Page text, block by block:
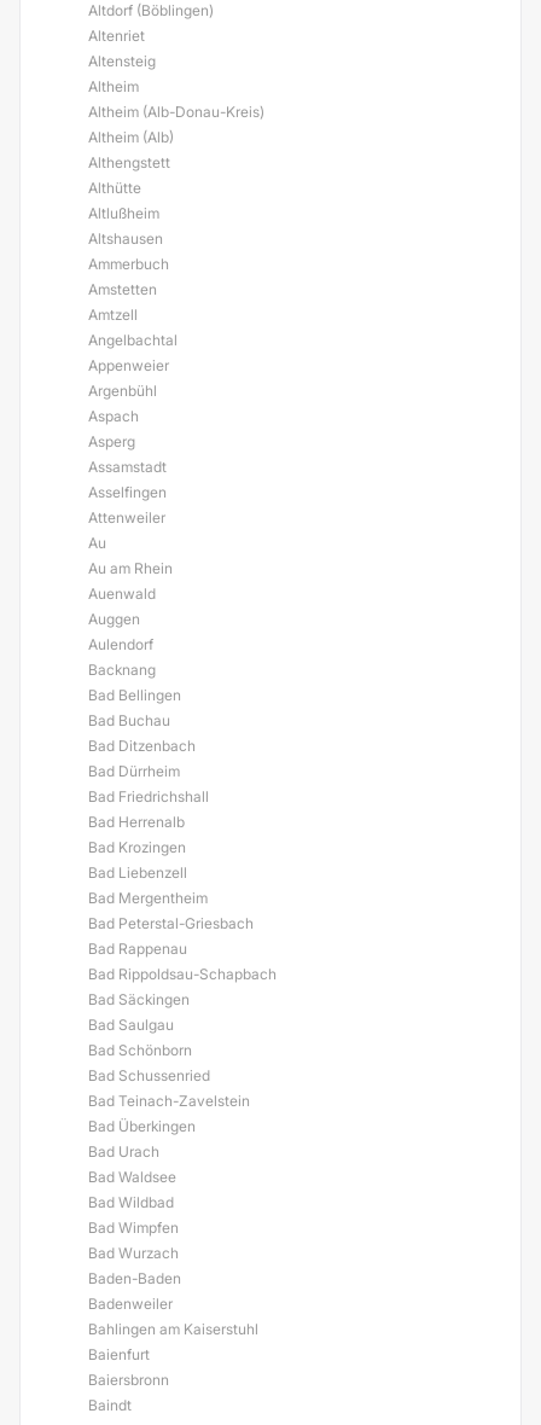
Altdorf (Böblingen)
Altenriet
Altensteig
Altheim
Altheim (Alb-Donau-Kreis)
Altheim (Alb)
Althengstett
Althütte
Altlußheim
Altshausen
Ammerbuch
Amstetten
Amtzell
Angelbachtal
Appenweier
Argenbühl
Aspach
Asperg
Assamstadt
Asselfingen
Attenweiler
Au
Au am Rhein
Auenwald
Auggen
Aulendorf
Backnang
Bad Bellingen
Bad Buchau
Bad Ditzenbach
Bad Dürrheim
Bad Friedrichshall
Bad Herrenalb
Bad Krozingen
Bad Liebenzell
Bad Mergentheim
Bad Peterstal-Griesbach
Bad Rappenau
Bad Rippoldsau-Schapbach
Bad Säckingen
Bad Saulgau
Bad Schönborn
Bad Schussenried
Bad Teinach-Zavelstein
Bad Überkingen
Bad Urach
Bad Waldsee
Bad Wildbad
Bad Wimpfen
Bad Wurzach
Baden-Baden
Badenweiler
Bahlingen am Kaiserstuhl
Baienfurt
Baiersbronn
Baindt